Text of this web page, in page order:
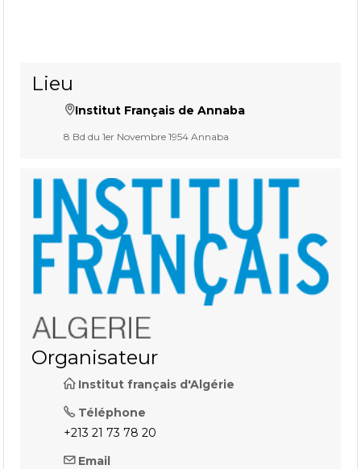
Lieu
Institut Français de Annaba
8 Bd du 1er Novembre 1954 Annaba
Organisateur
Institut français d'Algérie
Téléphone
+213 21 73 78 20
Email